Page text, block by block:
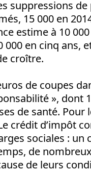
suppressions
15 000 en
estime à 10
en cinq ans,
croître.
de coupes
», dont
de santé. Pour
crédit d’impôt
sociales : un
de
de leurs